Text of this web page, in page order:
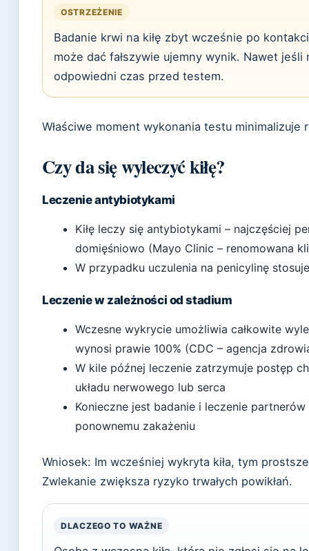
OSTRZEŻENIE
Badanie krwi na kiłę zbyt wcześnie po
może dać fałszywie ujemny wynik. Nawet
odpowiedni czas przed testem.
Właściwe moment wykonania testu minimalizuje
Czy da się wyleczyć kiłę?
Leczenie antybiotykami
Kiłę leczy się antybiotykami – najczęściej
domięśniowo (Mayo Clinic – renomowana
W przypadku uczulenia na penicylinę
Leczenie w zależności od stadium
Wczesne wykrycie umożliwia całkowite
wynosi prawie 100% (CDC – agencja
W kile późnej leczenie zatrzymuje postęp
układu nerwowego lub serca
Konieczne jest badanie i leczenie
ponownemu zakażeniu
Wniosek: Im wcześniej wykryta kiła, tym
Zwlekanie zwiększa ryzyko trwałych powikłań.
DLACZEGO TO WAŻNE